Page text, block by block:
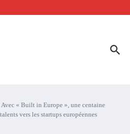
la data de caisse pour la transformer en
Avec « Built in Europe », une centaine
vers les startups européennes